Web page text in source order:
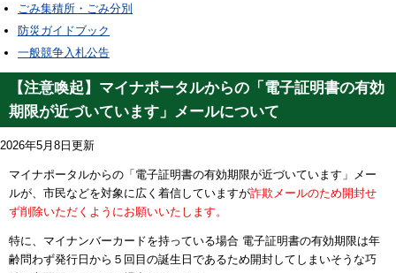
ごみ集積所・ごみ分別
防災ガイドブック
一般競争入札公告
【注意喚起】マイナポータルからの「電子証明書の有効
期限が近づいています」メールについて
2026年5月8日更新
マイナポータルからの 「電子証明書の有効期限が近づいています」
メー
ルが、市民などを対象に広く着信していますが詐欺メールのため開封せ
ず削除いただくようにお願いいたします。
特に、マイナンバーカードを持っている場合 電子証明書の有効期限は年
齢問わず発行日から５回目の誕生日であるため開封してしまいそうな巧